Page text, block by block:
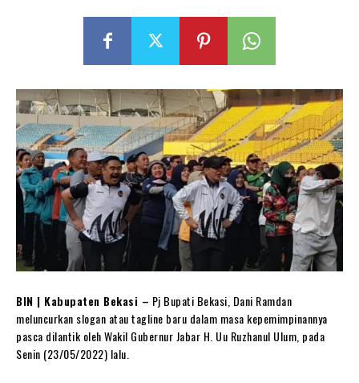
BIN | Kabupaten Bekasi – Pj Bupati Bekasi, Dani Ramdan
meluncurkan slogan atau tagline baru dalam masa kepemimpinannya
pasca dilantik oleh Wakil Gubernur Jabar H. Uu Ruzhanul Ulum, pada
Senin (23/05/2022) lalu.